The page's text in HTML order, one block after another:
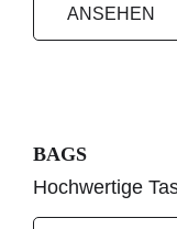
ANSEHEN
BAGS
Hochwertige